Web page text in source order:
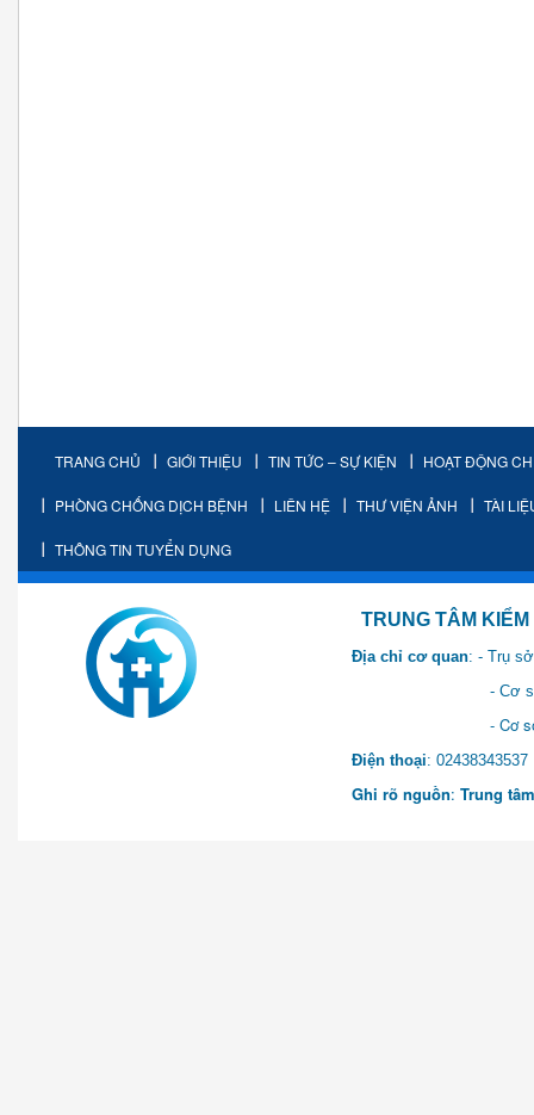
TRANG CHỦ GIỚI THIỆU TIN TỨC – SỰ KIỆN HOẠT ĐỘNG
PHÒNG CHỐNG DỊCH BỆNH LIÊN HỆ THƯ VIỆN ẢNH TÀI
THÔNG TIN TUYỂN DỤNG
TRUNG TÂM KIỂM SOÁT
Địa chỉ cơ quan: - Trụ
- Cơ sở 2: Khu Hành
- Cơ sở 3: Số 1 Ngõ 2
Điện thoại:
Ghi rõ nguồn: Trung